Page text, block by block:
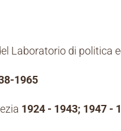
Laboratorio di politica
1965
1924 - 1943; 1947 -